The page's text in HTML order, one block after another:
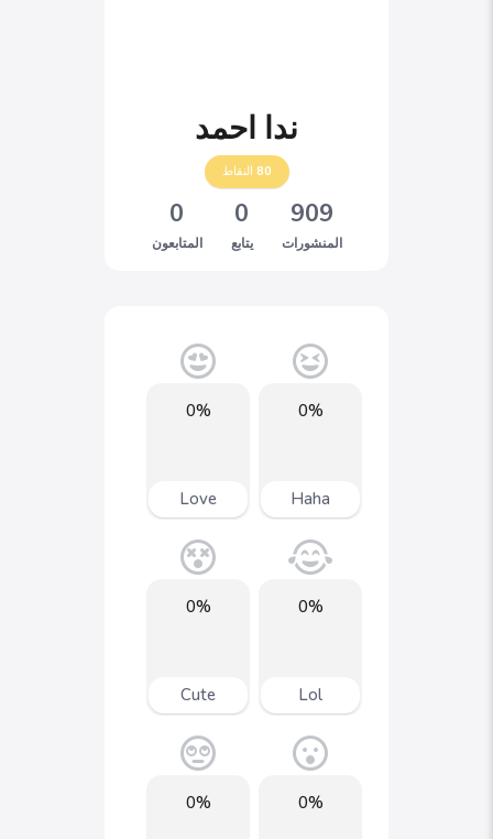
ندا احمد
80 النقاط
909
المنشورات
0
يتابع
0
المتابعون
0%
Haha
0%
Love
0%
Lol
0%
Cute
0%
0%